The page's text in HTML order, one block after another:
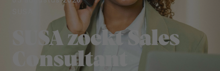
SUSA zoekt Sales
Consultant